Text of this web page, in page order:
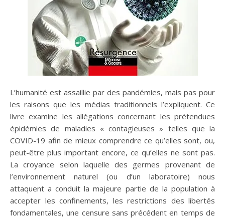
L’humanité est assaillie par des pandémies, mais pas pour
les raisons que les médias traditionnels l’expliquent. Ce
livre examine les allégations concernant les prétendues
épidémies de maladies « contagieuses » telles que la
COVID-19 afin de mieux comprendre ce qu’elles sont, ou,
peut-être plus important encore, ce qu’elles ne sont pas.
La croyance selon laquelle des germes provenant de
l’environnement naturel (ou d’un laboratoire) nous
attaquent a conduit la majeure partie de la population à
accepter les confinements, les restrictions des libertés
fondamentales, une censure sans précédent en temps de